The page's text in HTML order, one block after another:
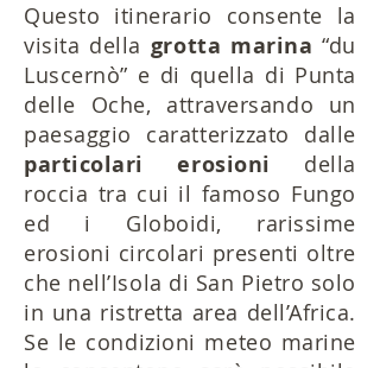
Questo itinerario consente la
visita della grotta marina “du
Luscernò” e di quella di Punta
delle Oche, attraversando un
paesaggio caratterizzato dalle
particolari erosioni
della
roccia tra cui il famoso Fungo
ed i Globoidi, rarissime
erosioni circolari presenti oltre
che nell’Isola di San Pietro solo
in una ristretta area dell’Africa.
Se le condizioni meteo marine